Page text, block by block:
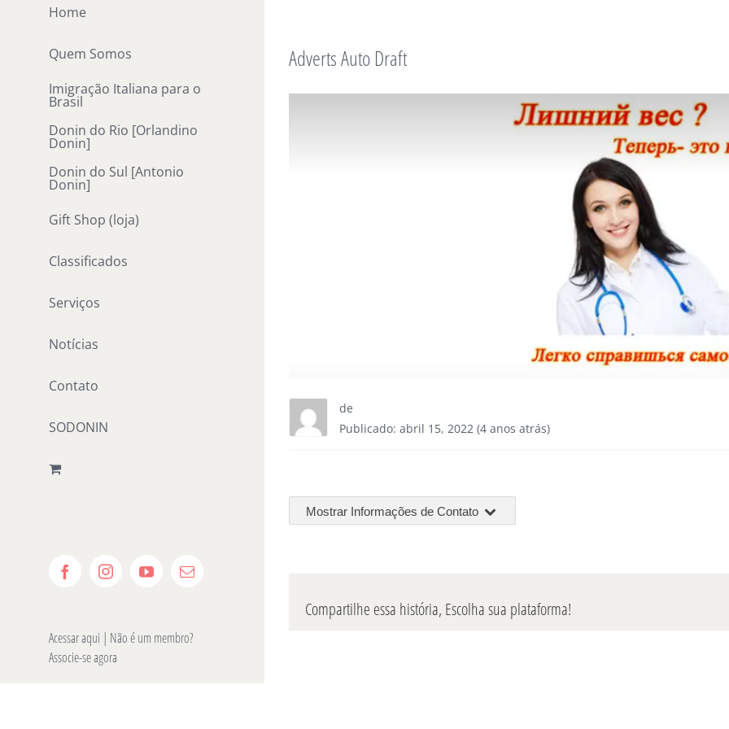
Home
Quem Somos
Imigração Italiana para o
Brasil
Donin do Rio [Orlandino
Donin]
Donin do Sul [Antonio
Donin]
Gift Shop (loja)
Classificados
Serviços
Notícias
Contato
SODONIN
FacebookInstagramYouTube
E-
Acessar aqui | Não é um membro?
Associe-se agora
Adverts Auto Draft
de
Publicado: abril 15, 2022 (4 anos atrás)
Mostrar Informações de Contato
Compartilhe essa história, Escolha sua plataforma!